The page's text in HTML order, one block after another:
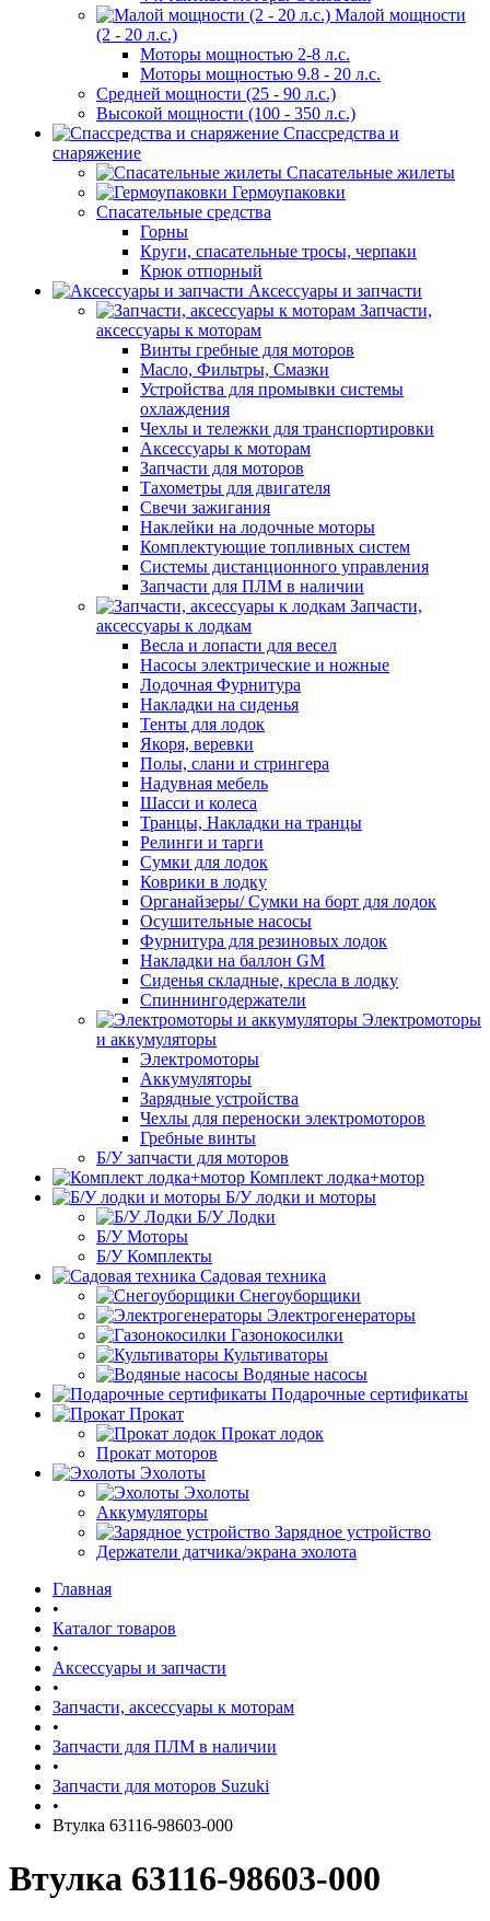
Малой мощности
(2 - 20 л.с.)
Моторы мощностью 2-8 л.с.
Моторы мощностью 9.8 - 20 л.с.
Средней мощности (25 - 90 л.с.)
Высокой мощности (100 - 350 л.с.)
Спассредства и
снаряжение
Спасательные жилеты
Гермоупаковки
Спасательные средства
Горны
Круги, спасательные тросы, черпаки
Крюк отпорный
Аксессуары и запчасти
Запчасти,
аксессуары к моторам
Винты гребные для моторов
Масло, Фильтры, Смазки
Устройства для промывки системы
охлаждения
Чехлы и тележки для транспортировки
Аксессуары к моторам
Запчасти для моторов
Тахометры для двигателя
Свечи зажигания
Наклейки на лодочные моторы
Комплектующие топливных систем
Системы дистанционного управления
Запчасти для ПЛМ в наличии
Запчасти,
аксессуары к лодкам
Весла и лопасти для весел
Насосы электрические и ножные
Лодочная Фурнитура
Накладки на сиденья
Тенты для лодок
Якоря, веревки
Полы, слани и стрингера
Надувная мебель
Шасси и колеса
Транцы, Накладки на транцы
Релинги и тарги
Сумки для лодок
Коврики в лодку
Органайзеры/ Сумки на борт для лодок
Осушительные насосы
Фурнитура для резиновых лодок
Накладки на баллон GM
Сиденья складные, кресла в лодку
Спиннингодержатели
Электромоторы
и аккумуляторы
Электромоторы
Аккумуляторы
Зарядные устройства
Чехлы для переноски электромоторов
Гребные винты
Б/У запчасти для моторов
Комплект лодка+мотор
Б/У лодки и моторы
Б/У Лодки
Б/У Моторы
Б/У Комплекты
Садовая техника
Снегоуборщики
Электрогенераторы
Газонокосилки
Культиваторы
Водяные насосы
Подарочные сертификаты
Прокат
Прокат лодок
Прокат моторов
Эхолоты
Эхолоты
Аккумуляторы
Зарядное устройство
Держатели датчика/экрана эхолота
Главная
•
Каталог товаров
•
Аксессуары и запчасти
•
Запчасти, аксессуары к моторам
•
Запчасти для ПЛМ в наличии
•
Запчасти для моторов Suzuki
•
Втулка 63116-98603-000
Втулка 63116-98603-000